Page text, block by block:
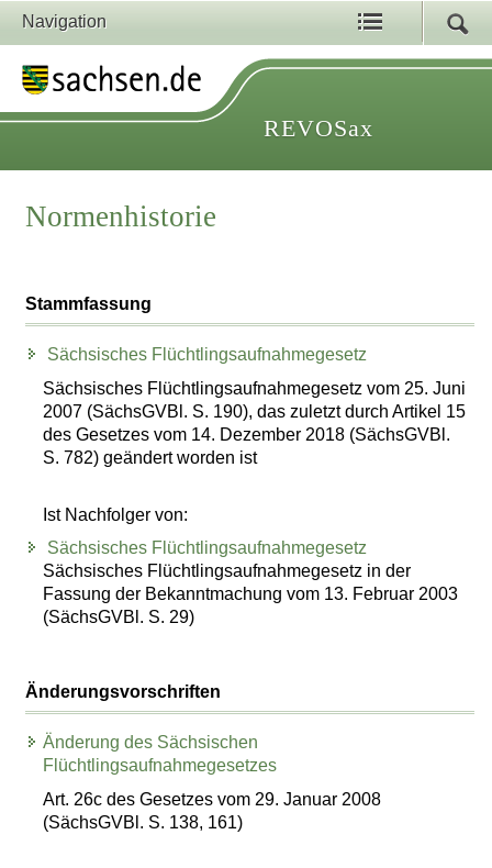
Navigation
REVOSax
Normenhistorie
Stammfassung
Sächsisches Flüchtlingsaufnahmegesetz
Sächsisches Flüchtlingsaufnahmegesetz vom 25. Juni
2007 (SächsGVBl. S. 190), das zuletzt durch Artikel 15
des Gesetzes vom 14. Dezember 2018 (SächsGVBl.
S. 782) geändert worden ist
Ist Nachfolger von:
Sächsisches Flüchtlingsaufnahmegesetz
Sächsisches Flüchtlingsaufnahmegesetz in der
Fassung der Bekanntmachung vom 13. Februar 2003
(SächsGVBl. S. 29)
Änderungsvorschriften
Änderung des Sächsischen
Flüchtlingsaufnahmegesetzes
Art. 26c des Gesetzes vom 29. Januar 2008
(SächsGVBl. S. 138, 161)